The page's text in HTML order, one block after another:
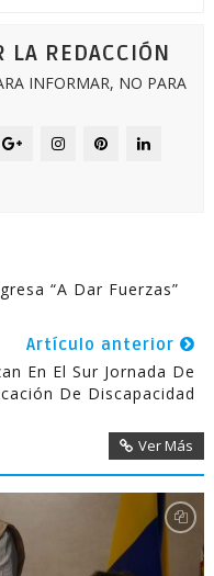
LA REDACCIÓN
INFORMAR, NO PARA
“a Dar Fuerzas”
Artículo anterior
En El Sur Jornada De
De Discapacidad
Ver Más